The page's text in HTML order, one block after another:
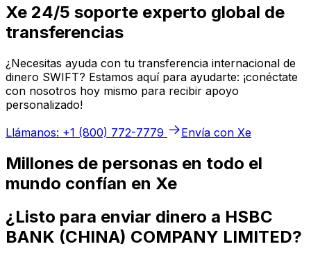
Xe 24/5 soporte experto global de
transferencias
¿Necesitas ayuda con tu transferencia internacional de
dinero SWIFT? Estamos aquí para ayudarte: ¡conéctate
con nosotros hoy mismo para recibir apoyo
personalizado!
Llámanos: +1 (800) 772-7779
Envía con Xe
Millones de personas en todo el
mundo confían en Xe
¿Listo para enviar dinero a HSBC
BANK (CHINA) COMPANY LIMITED?